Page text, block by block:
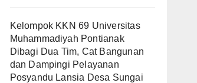
Kelompok KKN 69 Universitas
Muhammadiyah Pontianak
Dibagi Dua Tim, Cat Bangunan
dan Dampingi Pelayanan
Posyandu Lansia Desa Sungai